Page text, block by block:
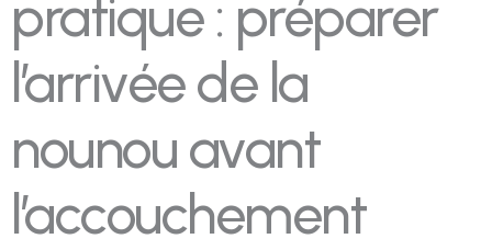
pratique : préparer
l’arrivée de la
nounou avant
l’accouchement